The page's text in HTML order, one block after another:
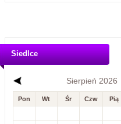
Siedlce
Sierpień 2026
Pon Wt Śr Czw Pią